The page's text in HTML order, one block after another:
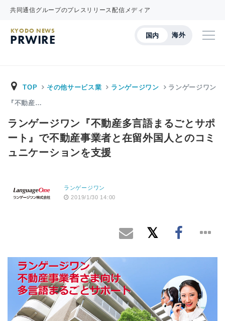
共同通信グループのプレスリリース配信メディア
国内 海外
KYODO NEWS
PRWIRE
TOP その他サービス業 ランゲージワン ランゲージワン
『不動産…
ランゲージワン『不動産多言語まるごとサポ
ート』で不動産事業者と在留外国人とのコミ
ュニケーションを支援
ランゲージワン
2019/1/30 14:00